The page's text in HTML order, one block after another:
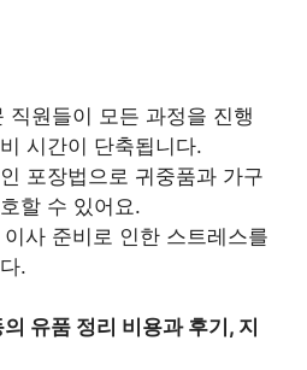
직원들이 모든 과정을 진행
시간이 단축됩니다.
포장법으로 귀중품과 가구
할 수 있어요.
이사 준비로 인한 스트레스를
.
유품 정리 비용과 후기, 지